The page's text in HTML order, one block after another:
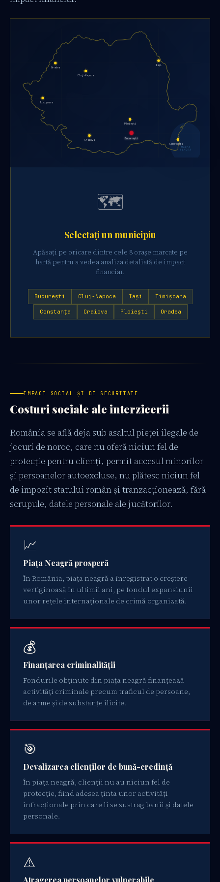
MAREA
NEAGRĂ
București
Cluj-Napoca
Iași
Timișoara
Constanța
Craiova
Ploiești
Oradea
🗺️
Selectați un municipiu
Apăsați pe oricare dintre cele 8 orașe marcate pe
hartă pentru a vedea analiza detaliată de impact
financiar.
București Cluj-Napoca Iași Timișoara
Constanța Craiova Ploiești Oradea
IMPACT SOCIAL ȘI DE SECURITATE
Costuri sociale ale interzicerii
România se află deja sub asaltul pieței ilegale de
jocuri de noroc, care nu oferă niciun fel de
protecție pentru clienți, permit accesul minorilor
și persoanelor autoexcluse, nu plătesc niciun fel
de impozit statului român și tranzacționează, fără
scrupule, datele personale ale jucătorilor.
📈
Piața Neagră prosperă
În România, piața neagră a înregistrat o creștere
vertiginoasă în ultimii ani, pe fondul expansiunii
unor rețele internaționale de crimă organizată.
💰
Finanțarea criminalității
Fondurile obținute din piața neagră finanțează
activități criminale precum traficul de persoane,
de arme și de substanțe ilicite.
🎯
Devalizarea clienților de bună-credință
În piața neagră, clienții nu au niciun fel de
protecție, fiind adesea ținta unor activități
infracționale prin care li se sustrag banii și datele
personale.
⚠️
Atragerea persoanelor vulnerabile